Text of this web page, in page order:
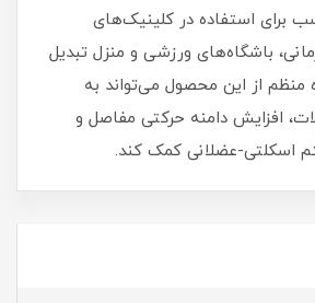
برای استفاده در کلینیک‌های
باشگاه‌های ورزشی و منزل تبدیل
منظم از این محصول می‌تواند به
افزایش دامنه حرکتی مفاصل و
اسکلتی-عضلانی کمک کند.